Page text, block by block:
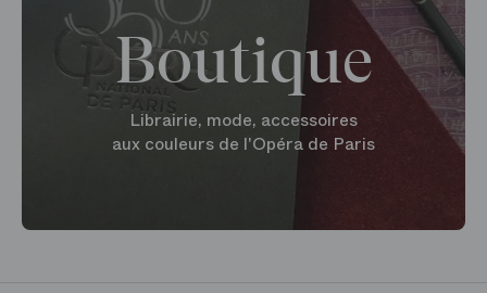
Boutique
Librairie, mode, accessoires
aux couleurs de l'Opéra de Paris